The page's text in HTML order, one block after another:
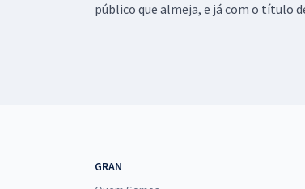
público que almeja, e já com o título
GRAN